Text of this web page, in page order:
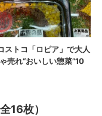
16枚）